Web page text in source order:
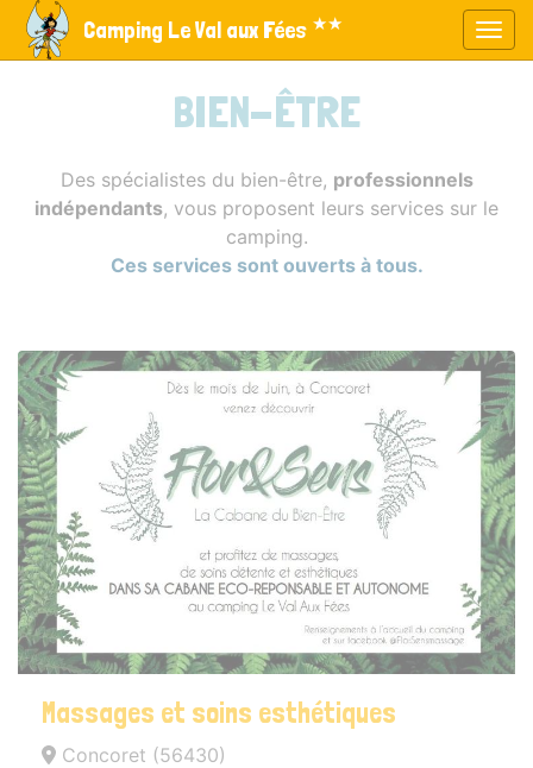
Camping Le Val aux Fées ★★
BIEN-ÊTRE
Des spécialistes du bien-être, professionnels
indépendants, vous proposent leurs services sur le
camping.
Ces services sont ouverts à tous.
Massages et soins esthétiques
Concoret (56430)
Panneau de gestion des cookies